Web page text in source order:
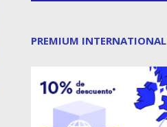
PREMIUM INTERNATIONAL